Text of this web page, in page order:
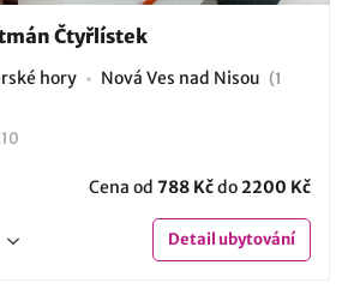
Čtyřlístek
hory Nová Ves nad Nisou (1
10
Cena od 788 Kčdo2200 Kč
Detailubytování